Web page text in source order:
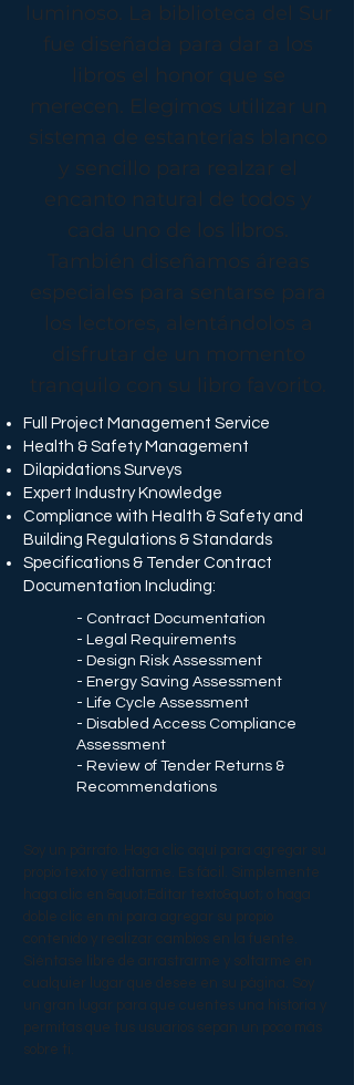
luminoso. La biblioteca del Sur
fue diseñada para dar a los
libros el honor que se
merecen. Elegimos utilizar un
sistema de estanterías blanco
y sencillo para realzar el
encanto natural de todos y
cada uno de los libros.
También diseñamos áreas
especiales para sentarse para
los lectores, alentándolos a
disfrutar de un momento
tranquilo con su libro favorito.
Full Project Management Service
Health & Safety Management
Dilapidations Surveys
Expert Industry Knowledge
Compliance with Health & Safety and
Building Regulations & Standards
Specifications & Tender Contract
Documentation Including:
- Contract Documentation
- Legal Requirements
- Design Risk Assessment
- Energy Saving Assessment
- Life Cycle Assessment
- Disabled Access Compliance
Assessment
- Review of Tender Returns &
Recommendations
Soy un párrafo. Haga clic aquí para agregar su
propio texto y editarme. Es fácil. Simplemente
haga clic en &quot;Editar texto&quot; o haga
doble clic en mí para agregar su propio
contenido y realizar cambios en la fuente.
Siéntase libre de arrastrarme y soltarme en
cualquier lugar que desee en su página. Soy
un gran lugar para que cuentes una historia y
permitas que tus usuarios sepan un poco más
sobre ti.​